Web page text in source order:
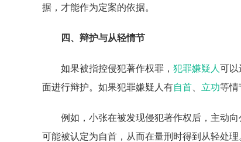
据，才能作为定案的依据。
四、辩护与从轻情节
如果被指控侵犯著作权罪， 犯罪嫌疑人 可以
面进行辩护。如果犯罪嫌疑人有自首 立功等情
例如，小张在被发现侵犯著作权后，主动
可能被认定为自首，从而在量刑时得到从轻处理